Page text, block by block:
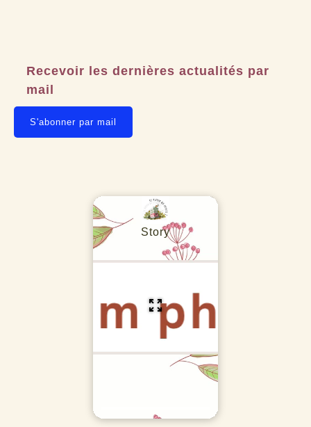
Recevoir les dernières actualités par
mail
S'abonner par mail
Story